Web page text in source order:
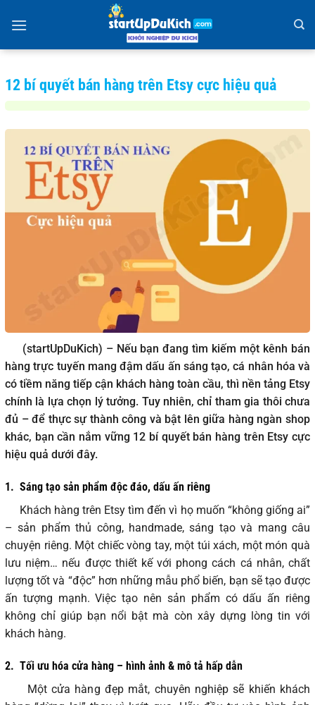
qua
12 bí quyết bán hàng trên Etsy cực hiệu quả
(startUpDuKich) – Nếu bạn đang tìm kiếm một kênh bán
hàng trực tuyến mang đậm dấu ấn sáng tạo, cá nhân hóa và
có tiềm năng tiếp cận khách hàng toàn cầu, thì nền tảng Etsy
chính là lựa chọn lý tưởng. Tuy nhiên, chỉ tham gia thôi chưa
đủ – để thực sự thành công và bật lên giữa hàng ngàn shop
khác, bạn cần nắm vững 12 bí quyết bán hàng trên Etsy cực
hiệu quả dưới đây.
1. Sáng tạo sản phẩm độc đáo, dấu ấn riêng
Khách hàng trên Etsy tìm đến vì họ muốn “không giống ai”
– sản phẩm thủ công, handmade, sáng tạo và mang câu
chuyện riêng. Một chiếc vòng tay, một túi xách, một món quà
lưu niệm… nếu được thiết kế với phong cách cá nhân, chất
lượng tốt và “độc” hơn những mẫu phổ biến, bạn sẽ tạo được
ấn tượng mạnh. Việc tạo nên sản phẩm có dấu ấn riêng
không chỉ giúp bạn nổi bật mà còn xây dựng lòng tin với
khách hàng.
2. Tối ưu hóa cửa hàng – hình ảnh & mô tả hấp dẫn
Một cửa hàng đẹp mắt, chuyên nghiệp sẽ khiến khách